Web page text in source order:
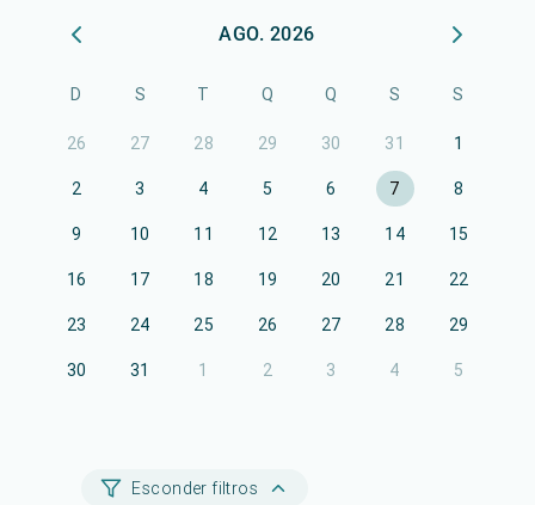
AGO. 2026
D S T Q Q S S
26 27 28 29 30 31 1
2 3 4 5 6 7 8
9 10 11 12 13 14 15
16 17 18 19 20 21 22
23 24 25 26 27 28 29
30 31 1 2 3 4 5
Esconder filtros